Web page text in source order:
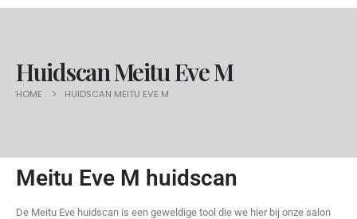
Huidscan Meitu Eve M
HOME HUIDSCAN MEITU EVE M
Meitu Eve M huidscan
De Meitu Eve huidscan is een geweldige tool die we hier bij onze salon